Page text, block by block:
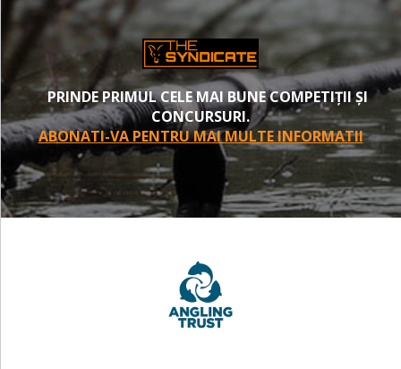
PRINDE PRIMUL CELE MAI BUNE COMPETIȚII ȘI
CONCURSURI.
ABONATI-VA PENTRU MAI MULTE INFORMATII